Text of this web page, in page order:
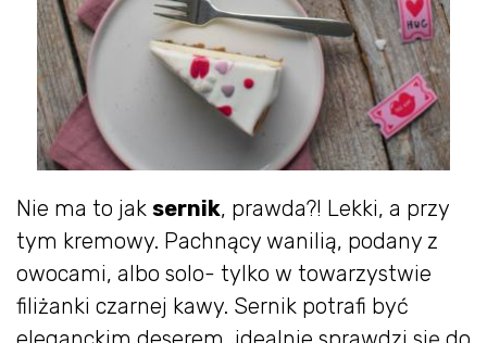
Nie ma to jak sernik, prawda?! Lekki, a przy
tym kremowy. Pachnący wanilią, podany z
owocami, albo solo- tylko w towarzystwie
filiżanki czarnej kawy. Sernik potrafi być